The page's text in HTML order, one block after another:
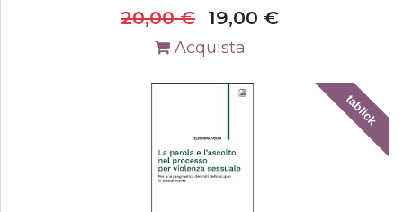
20,00€ 19,00 €
Acquista
tablick